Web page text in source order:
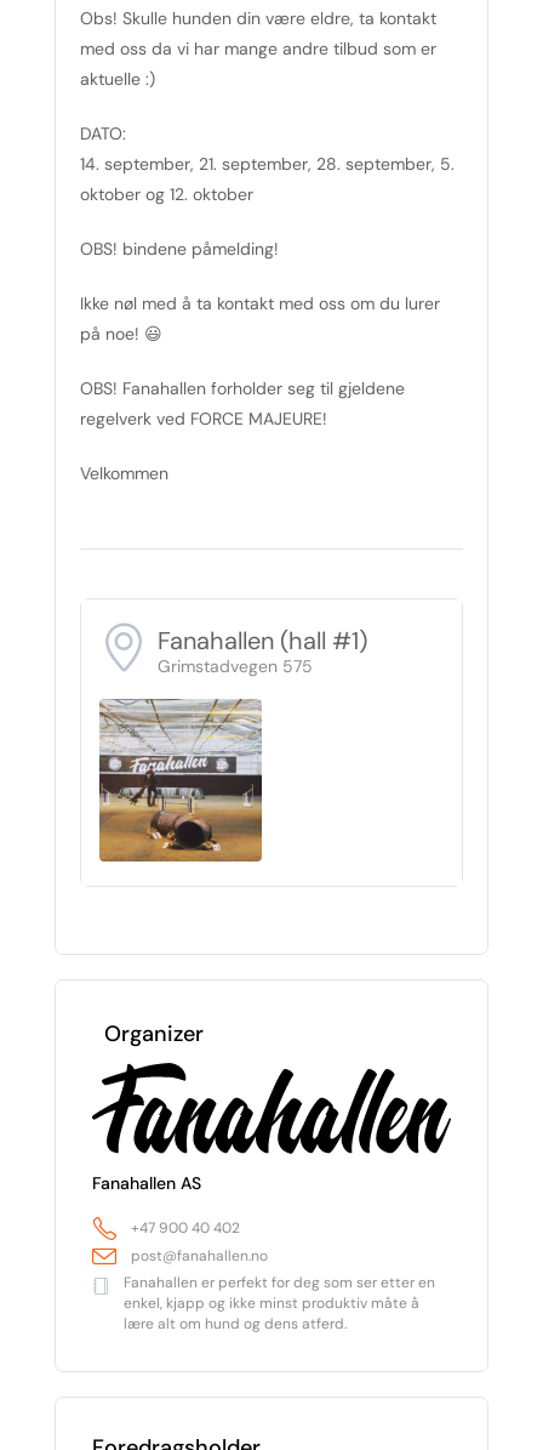
Obs! Skulle hunden din være eldre, ta kontakt
med oss da vi har mange andre tilbud som er
aktuelle :)
DATO:
14. september, 21. september, 28. september, 5.
oktober og 12. oktober
OBS! bindene påmelding!
Ikke nøl med å ta kontakt med oss om du lurer
på noe! 😃
OBS! Fanahallen forholder seg til gjeldene
regelverk ved FORCE MAJEURE!
Velkommen
Fanahallen (hall #1)
Grimstadvegen 575
Organizer
Fanahallen AS
+47 900 40 402
post@fanahallen.no
Fanahallen er perfekt for deg som ser etter en
enkel, kjapp og ikke minst produktiv måte å
lære alt om hund og dens atferd.